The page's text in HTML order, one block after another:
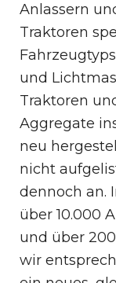
Anlassern
Traktoren
und
Traktoren
Aggregate
neu
nicht
dennoch an.
über 10.000
und über
wir